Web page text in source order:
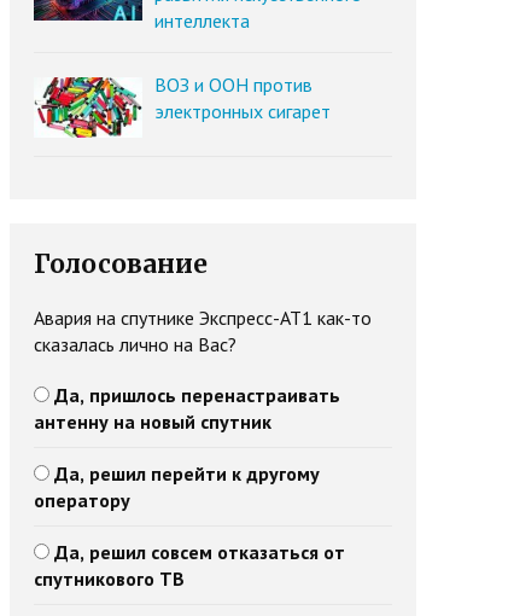
интеллекта
ВОЗ и ООН против
электронных сигарет
Голосование
Авария на спутнике Экспресс-АТ1 как-то
сказалась лично на Вас?
Да, пришлось перенастраивать
антенну на новый спутник
Да, решил перейти к другому
оператору
Да, решил совсем отказаться от
спутникового ТВ